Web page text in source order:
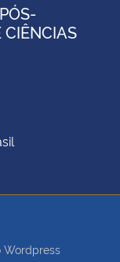
CIÊNCIAS
Wordpress